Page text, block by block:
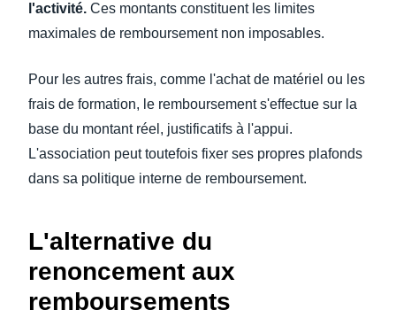
l'activité. Ces montants constituent les limites
maximales de remboursement non imposables.
Pour les autres frais, comme l'achat de matériel ou les
frais de formation, le remboursement s'effectue sur la
base du montant réel, justificatifs à l'appui.
L'association peut toutefois fixer ses propres plafonds
dans sa politique interne de remboursement.
L'alternative du
renoncement aux
remboursements